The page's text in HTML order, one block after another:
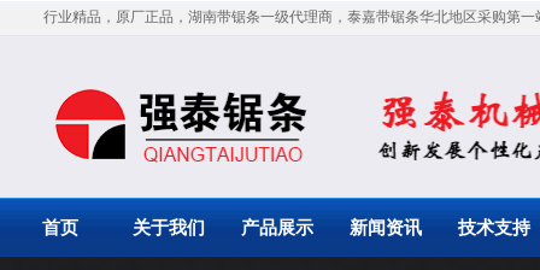
行业精品，原厂正品，湖南带锯条一级代理商，泰嘉带锯条华北地区采购第一
首页 关于我们 产品展示 新闻资讯 技术支持